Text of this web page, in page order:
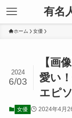
有名
ホーム 女優
【画
愛い
エピ
2024
6/03
女優 2024年4月